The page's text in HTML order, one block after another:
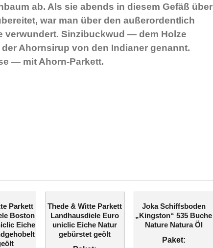
ab. Als sie abends in diesem Gefäß über
war man über den außerordentlich
verwundert. Sinzibuckwud — dem Holze
Ahornsirup von den Indianer genannt.
— mit Ahorn-Parkett.
Parkett
Boston
Eiche
Thede & Witte Parkett
Landhausdiele Euro
uniclic Eiche Natur
gebürstet geölt
Joka Schiffsboden
„Kingston“ 535 Buche
Nature Natura Öl
Paket: